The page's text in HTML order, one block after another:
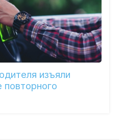
изъяли
повторного